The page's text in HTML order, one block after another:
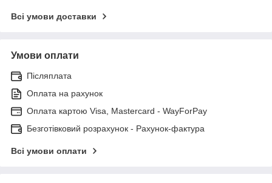
Всі умови доставки
Умови оплати
Післяплата
Оплата на рахунок
Оплата картою Visa, Mastercard - WayForPay
Безготівковий розрахунок - Рахунок-фактура
Всі умови оплати